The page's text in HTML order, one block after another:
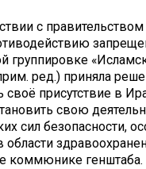
с
группировке
ред.) приняла
своё присутствие в
свою
сил безопасности,
области
коммюнике генштаба.